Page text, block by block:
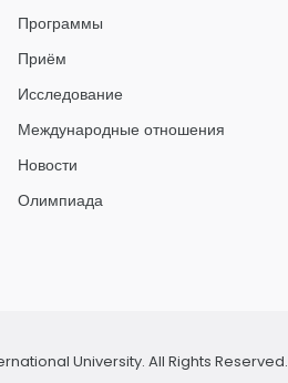
Программы
Приём
Исследование
Международные отношения
Новости
Олимпиада
University. All Rights Reserved.